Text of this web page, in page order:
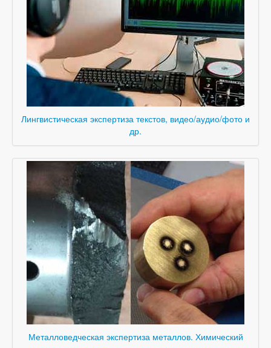
Лингвистическая экспертиза текстов, видео/аудио/фото и
др.
Металловедческая экспертиза металлов. Химический